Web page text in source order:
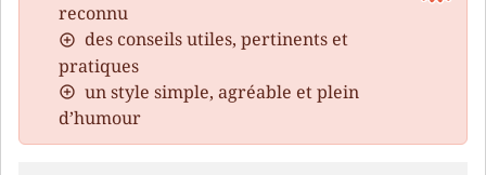
reconnu
des conseils utiles, pertinents et
pratiques
un style simple, agréable et plein
d’humour